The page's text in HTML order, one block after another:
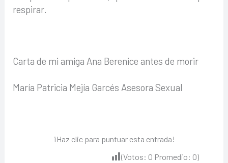
respirar.
Carta de mi amiga Ana Berenice antes de morir
María Patricia Mejía Garcés Asesora Sexual
¡Haz clic para puntuar esta entrada!
(Votos: 0 Promedio: 0)